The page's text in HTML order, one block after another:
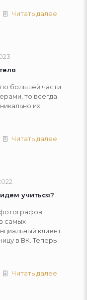
Читать далее
большей части
то всегда
их
Читать далее
учиться?
самых
клиент
в ВК. Теперь
Читать далее